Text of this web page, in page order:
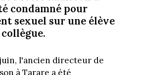
condamné pour
sexuel sur une élève
l'ancien directeur de
à Tarare a été